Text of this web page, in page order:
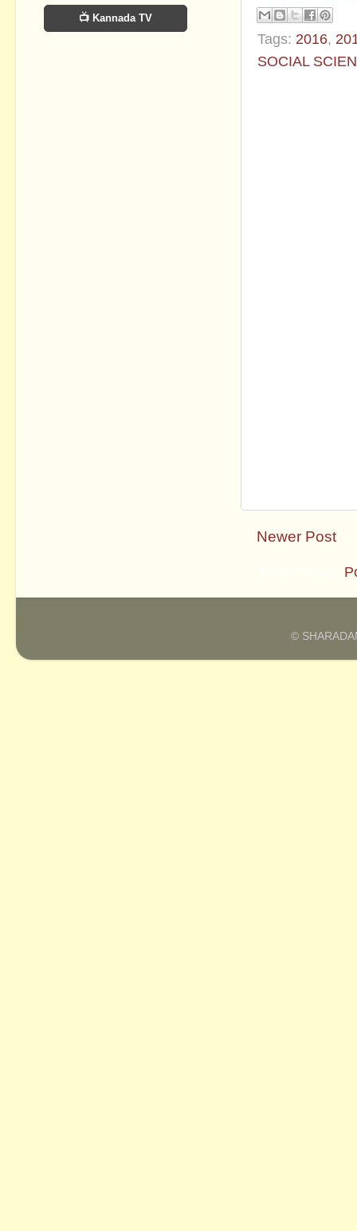
Tags: 2016,
SOCIAL
Newer Post
📺 Kannada TV
©